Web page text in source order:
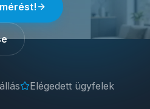
Elégedett ügyfelek